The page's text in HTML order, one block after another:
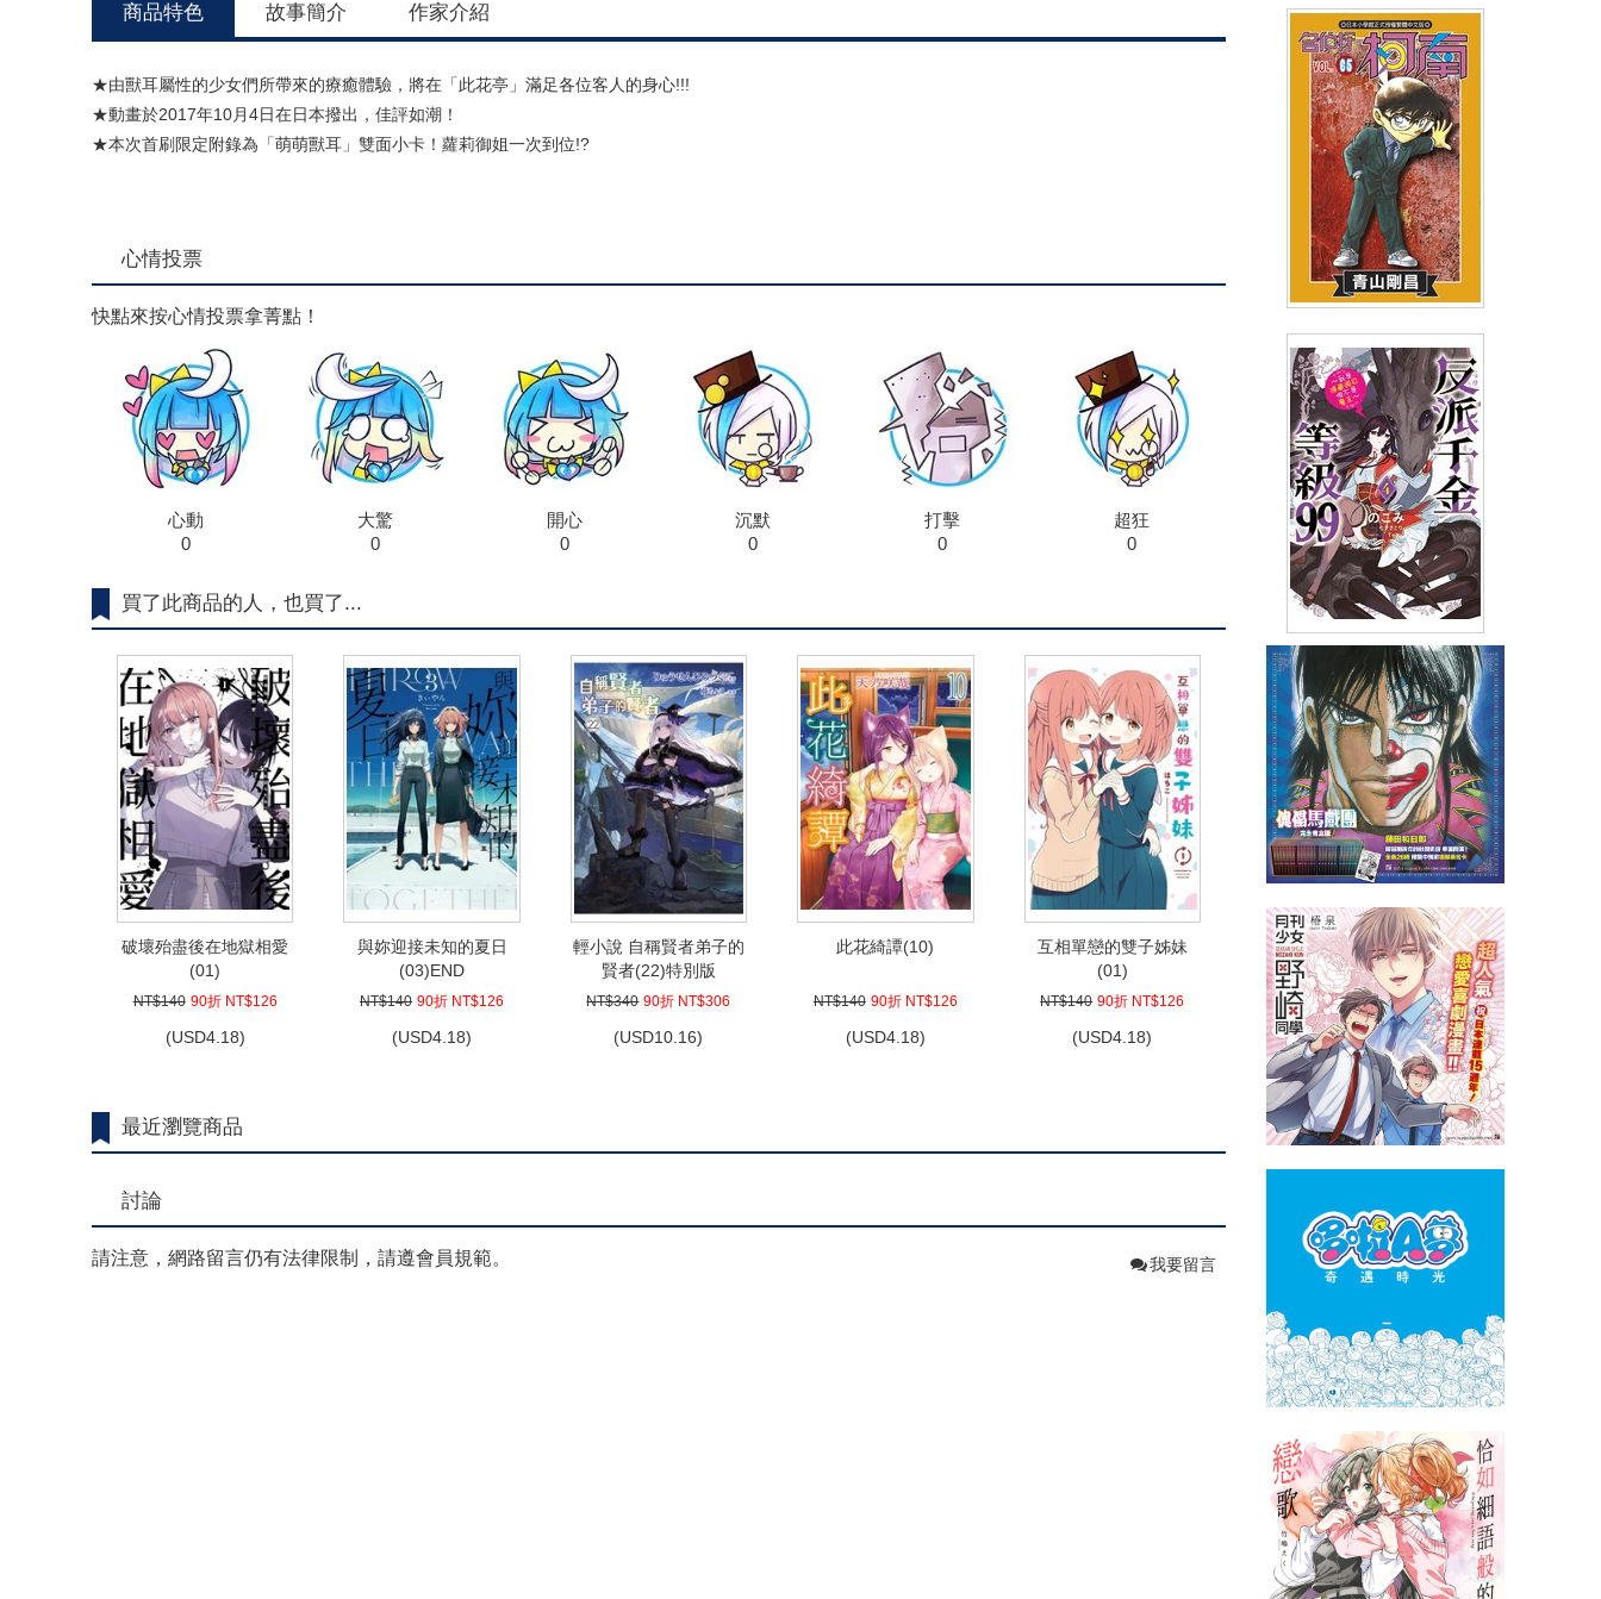
商品特色 故事簡介 作家介紹
★由獸耳屬性的少女們所帶來的療癒體驗，將在「此花亭」滿足各位客人的身心!!!
★動畫於2017年10月4日在日本撥出，佳評如潮！
★本次首刷限定附錄為「萌萌獸耳」雙面小卡！蘿莉御姐一次到位!?
心情投票
快點來按心情投票拿菁點！
心動
0
大驚
0
開心
0
沉默
0
打擊
0
超狂
0
買了此商品的人，也買了...
破壞殆盡後在地獄相愛
(01)
NT$140 90折 NT$126
(USD4.18)
與妳迎接未知的夏日
(03)END
NT$140 90折 NT$126
(USD4.18)
輕小說 自稱賢者弟子的
賢者(22)特別版
NT$340 90折 NT$306
(USD10.16)
此花綺譚(10)
NT$140 90折 NT$126
(USD4.18)
互相單戀的雙子姊妹
(01)
NT$140 90折 NT$126
(USD4.18)
最近瀏覽商品
討論
請注意，網路留言仍有法律限制，請遵會員規範。 我要留言
鬪獸士(03)
NT$120 90折 NT$108 (USD3.59)
NT$105 90折 NT$95 USD3.15)
反派千金等級99～我是隱藏頭目
但不是魔王～(04)
NT$140 90折 NT$126 (USD4.18)